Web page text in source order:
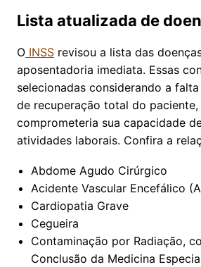
Lista atualizada de
O INSS revisou a lista das
aposentadoria imediata. Essas
selecionadas considerando a
de recuperação total do paciente,
comprometeria sua capacidade
atividades laborais. Confira a
Abdome Agudo Cirúrgico
Acidente Vascular Encefálico
Cardiopatia Grave
Cegueira
Contaminação por Radiação,
Conclusão da Medicina